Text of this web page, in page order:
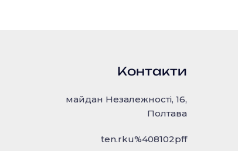
Контакти
майдан Незалежності, 16,
Полтава
ten.rku%408102pff